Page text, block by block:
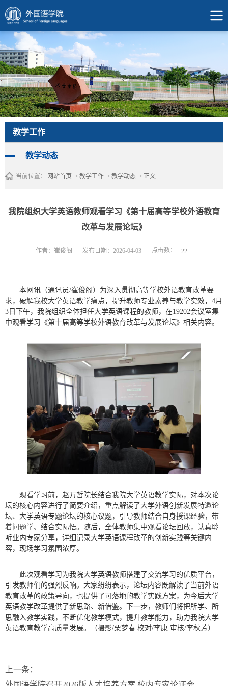
教学工作
教学动态
当前位置： 网站首页 -> 教学工作-> 教学动态-> 正文
我院组织大学英语教师观看学习《第十届高等学校外语教育
改革与发展论坛》
作者：崔俊阁 发布日期：2026-04-03 点击数： 22
本网讯（通讯员/崔俊阁）为深入贯彻高等学校外语教育改革要
求，破解我校大学英语教学痛点，提升教师专业素养与教学实效，4月
3日下午，我院组织全体担任大学英语课程的教师，在19202会议室集
中观看学习《第十届高等学校外语教育改革与发展论坛》相关内容。
观看学习前，赵万哲院长结合我院大学英语教学实际，对本次论
坛的核心内容进行了简要介绍，重点解读了大学外语创新发展特邀论
坛、大学英语专题论坛的核心议题，引导教师结合自身授课经验，带
着问题学、结合实际悟。随后，全体教师集中观看论坛回放，认真聆
听业内专家分享，详细记录大学英语课程改革的创新实践等关键内
容，现场学习氛围浓厚。
此次观看学习为我院大学英语教师搭建了交流学习的优质平台，
引发教师们的强烈反响。大家纷纷表示，论坛内容既解读了当前外语
教育改革的政策导向，也提供了可落地的教学实践方案，为今后大学
英语教学改革提供了新思路、新借鉴。下一步，教师们将把所学、所
思融入教学实践，不断优化教学模式，提升教学能力，助力我院大学
英语教育教学高质量发展。（摄影/栗梦春 校对/李康 审核/李秋芳）
上一条：